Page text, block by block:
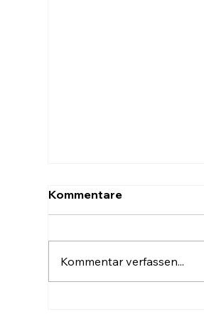
Kommentare
Kommentar verfassen...